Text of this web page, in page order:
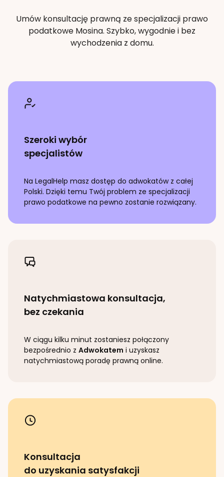
Umów konsultację prawną ze specjalizacji prawo
podatkowe Mosina. Szybko, wygodnie i bez
wychodzenia z domu.
Szeroki wybór
specjalistów
Na LegalHelp masz dostęp do adwokatów z całej
Polski. Dzięki temu Twój problem ze specjalizacji
prawo podatkowe na pewno zostanie rozwiązany.
Natychmiastowa konsultacja,
bez czekania
W ciągu kilku minut zostaniesz połączony
bezpośrednio z Adwokatem i uzyskasz
natychmiastową poradę prawną online.
Konsultacja
do uzyskania satysfakcji